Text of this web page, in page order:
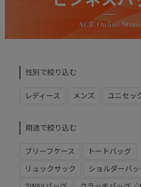
性別で絞り込む
レディース メンズ ユニセッ
用途で絞り込む
ブリーフケース
トートバッグ
リュックサック
ショルダーバッ